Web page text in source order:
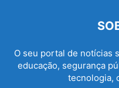
O seu portal de notícias
educação, segurança
tecnologia,